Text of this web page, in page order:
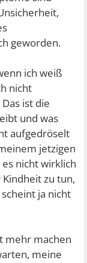
geworden.
ich weiß
nicht
ist die
und was
aufgedröselt
jetzigen
nicht wirklich
zu tun,
ja nicht
mehr machen
meine